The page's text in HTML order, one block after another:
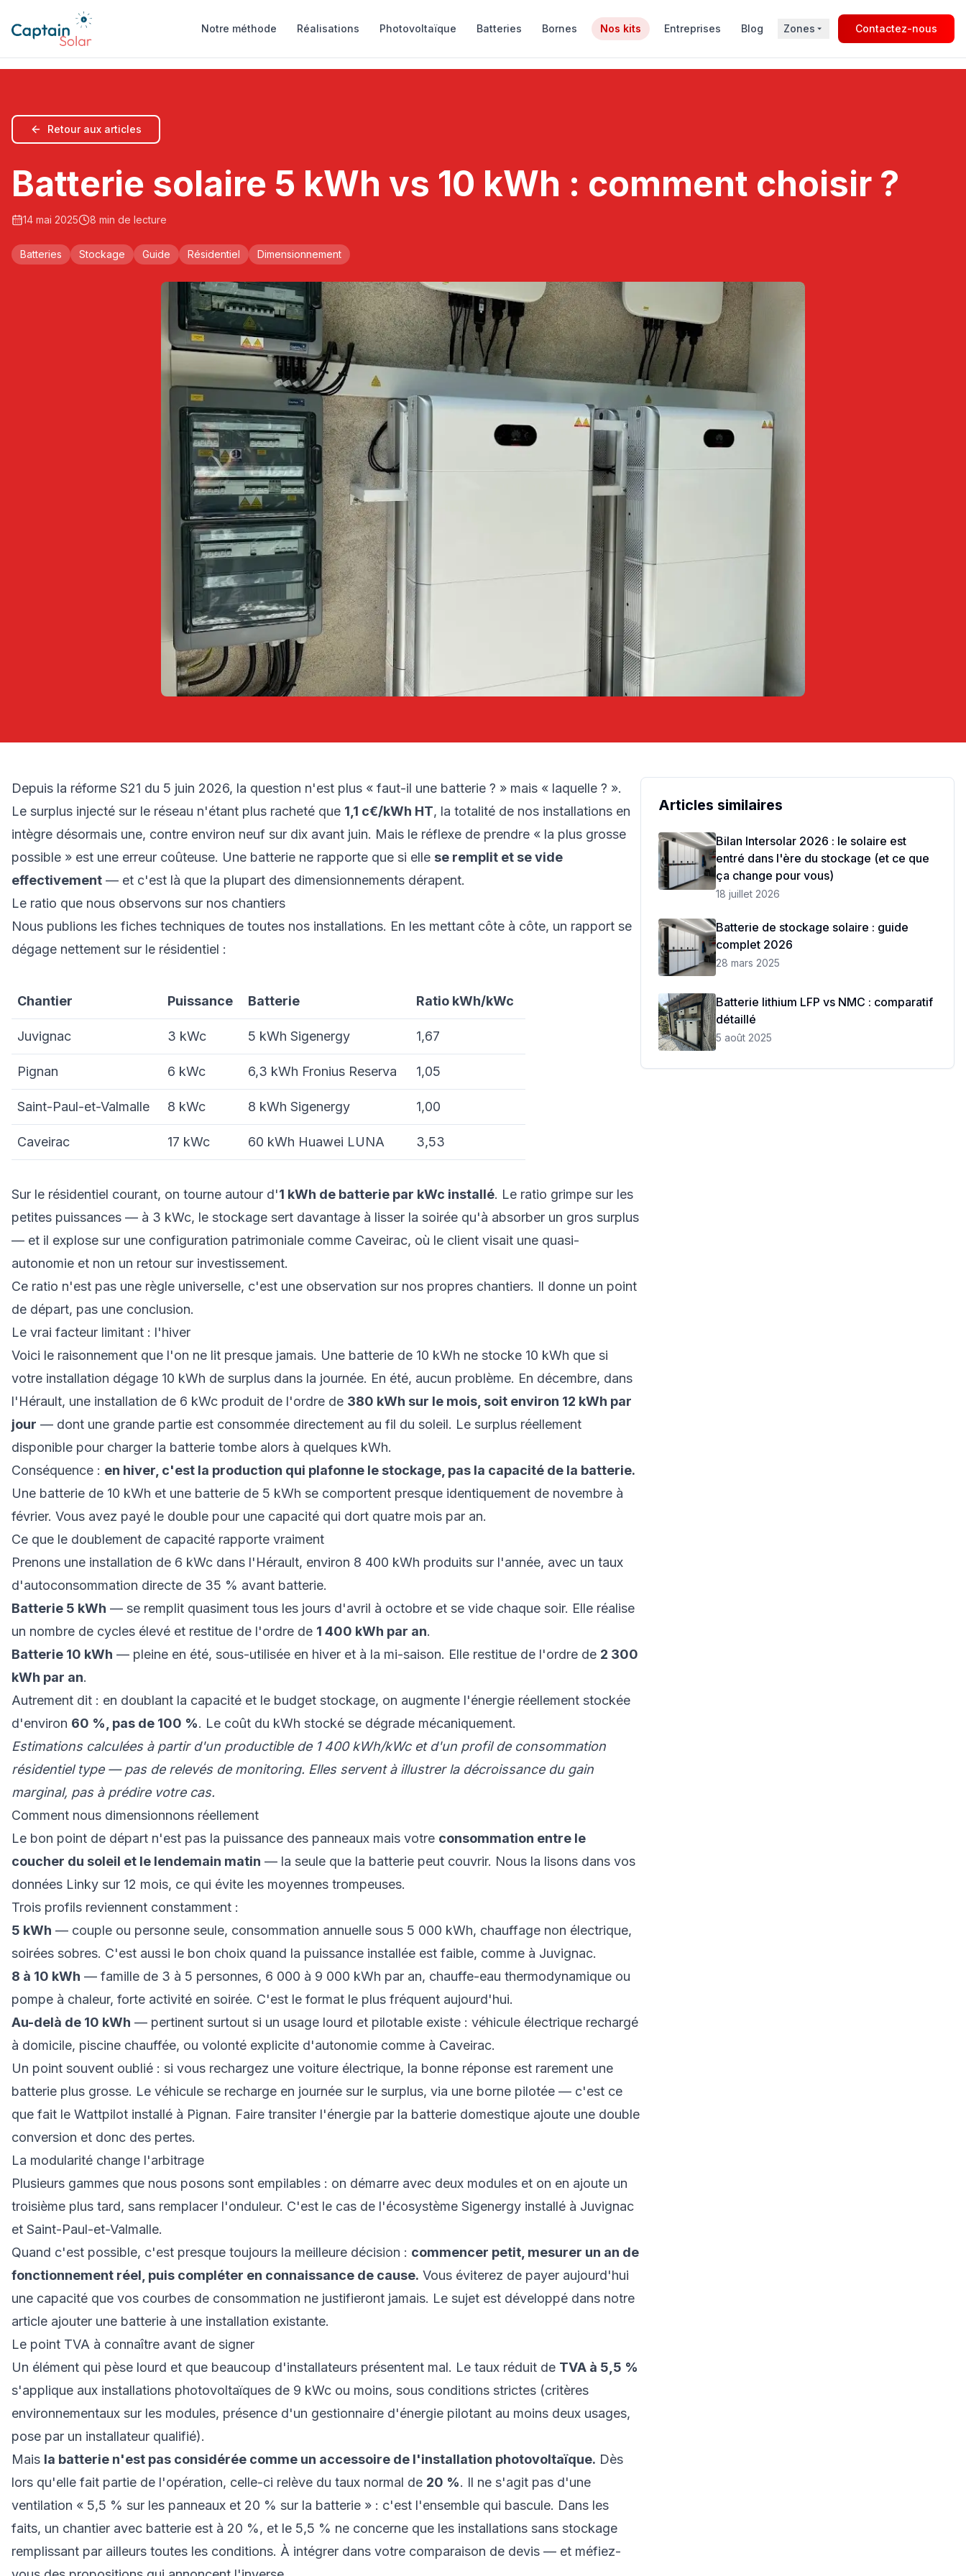
Notre méthode Réalisations Photovoltaïque Batteries Bornes Nos kits Entreprises Blog Zones Contactez-nous
Retour aux articles
Batterie solaire 5 kWh vs 10 kWh : comment choisir ?
14 mai 2025 8 min de lecture
Batteries Stockage Guide Résidentiel Dimensionnement
Depuis la réforme S21 du 5 juin 2026, la question n'est plus « faut-il une batterie ? » mais « laquelle ? ».
Le surplus injecté sur le réseau n'étant plus racheté que 1,1 c€/kWh HT, la totalité de nos installations en
intègre désormais une, contre environ neuf sur dix avant juin. Mais le réflexe de prendre « la plus grosse
possible » est une erreur coûteuse. Une batterie ne rapporte que si elle se remplit et se vide
effectivement — et c'est là que la plupart des dimensionnements dérapent.
Le ratio que nous observons sur nos chantiers
Nous publions les fiches techniques de toutes nos installations. En les mettant côte à côte, un rapport se
dégage nettement sur le résidentiel :
Chantier Puissance Batterie Ratio kWh/kWc
Juvignac 3 kWc 5 kWh Sigenergy 1,67
Pignan 6 kWc 6,3 kWh Fronius Reserva 1,05
Saint-Paul-et-Valmalle 8 kWc 8 kWh Sigenergy 1,00
Caveirac 17 kWc 60 kWh Huawei LUNA 3,53
Sur le résidentiel courant, on tourne autour d'1 kWh de batterie par kWc installé. Le ratio grimpe sur les
petites puissances — à 3 kWc, le stockage sert davantage à lisser la soirée qu'à absorber un gros surplus
— et il explose sur une configuration patrimoniale comme Caveirac, où le client visait une quasi-
autonomie et non un retour sur investissement.
Ce ratio n'est pas une règle universelle, c'est une observation sur nos propres chantiers. Il donne un point
de départ, pas une conclusion.
Le vrai facteur limitant : l'hiver
Voici le raisonnement que l'on ne lit presque jamais. Une batterie de 10 kWh ne stocke 10 kWh que si
votre installation dégage 10 kWh de surplus dans la journée. En été, aucun problème. En décembre, dans
l'Hérault, une installation de 6 kWc produit de l'ordre de 380 kWh sur le mois, soit environ 12 kWh par
jour — dont une grande partie est consommée directement au fil du soleil. Le surplus réellement
disponible pour charger la batterie tombe alors à quelques kWh.
Conséquence : en hiver, c'est la production qui plafonne le stockage, pas la capacité de la batterie.
Une batterie de 10 kWh et une batterie de 5 kWh se comportent presque identiquement de novembre à
février. Vous avez payé le double pour une capacité qui dort quatre mois par an.
Ce que le doublement de capacité rapporte vraiment
Prenons une installation de 6 kWc dans l'Hérault, environ 8 400 kWh produits sur l'année, avec un taux
d'autoconsommation directe de 35 % avant batterie.
Batterie 5 kWh — se remplit quasiment tous les jours d'avril à octobre et se vide chaque soir. Elle réalise
un nombre de cycles élevé et restitue de l'ordre de 1 400 kWh par an.
Batterie 10 kWh — pleine en été, sous-utilisée en hiver et à la mi-saison. Elle restitue de l'ordre de 2 300
kWh par an.
Autrement dit : en doublant la capacité et le budget stockage, on augmente l'énergie réellement stockée
d'environ 60 %, pas de 100 %. Le coût du kWh stocké se dégrade mécaniquement.
Estimations calculées à partir d'un productible de 1 400 kWh/kWc et d'un profil de consommation
résidentiel type — pas de relevés de monitoring. Elles servent à illustrer la décroissance du gain
marginal, pas à prédire votre cas.
Comment nous dimensionnons réellement
Le bon point de départ n'est pas la puissance des panneaux mais votre consommation entre le
coucher du soleil et le lendemain matin — la seule que la batterie peut couvrir. Nous la lisons dans vos
données Linky sur 12 mois, ce qui évite les moyennes trompeuses.
Trois profils reviennent constamment :
5 kWh — couple ou personne seule, consommation annuelle sous 5 000 kWh, chauffage non électrique,
soirées sobres. C'est aussi le bon choix quand la puissance installée est faible, comme à Juvignac.
8 à 10 kWh — famille de 3 à 5 personnes, 6 000 à 9 000 kWh par an, chauffe-eau thermodynamique ou
pompe à chaleur, forte activité en soirée. C'est le format le plus fréquent aujourd'hui.
Au-delà de 10 kWh — pertinent surtout si un usage lourd et pilotable existe : véhicule électrique rechargé
à domicile, piscine chauffée, ou volonté explicite d'autonomie comme à Caveirac.
Un point souvent oublié : si vous rechargez une voiture électrique, la bonne réponse est rarement une
batterie plus grosse. Le véhicule se recharge en journée sur le surplus, via une borne pilotée — c'est ce
que fait le Wattpilot installé à Pignan. Faire transiter l'énergie par la batterie domestique ajoute une double
conversion et donc des pertes.
La modularité change l'arbitrage
Plusieurs gammes que nous posons sont empilables : on démarre avec deux modules et on en ajoute un
troisième plus tard, sans remplacer l'onduleur. C'est le cas de l'écosystème Sigenergy installé à Juvignac
et Saint-Paul-et-Valmalle.
Quand c'est possible, c'est presque toujours la meilleure décision : commencer petit, mesurer un an de
fonctionnement réel, puis compléter en connaissance de cause. Vous éviterez de payer aujourd'hui
une capacité que vos courbes de consommation ne justifieront jamais. Le sujet est développé dans notre
article ajouter une batterie à une installation existante.
Le point TVA à connaître avant de signer
Un élément qui pèse lourd et que beaucoup d'installateurs présentent mal. Le taux réduit de TVA à 5,5 %
s'applique aux installations photovoltaïques de 9 kWc ou moins, sous conditions strictes (critères
environnementaux sur les modules, présence d'un gestionnaire d'énergie pilotant au moins deux usages,
pose par un installateur qualifié).
Mais la batterie n'est pas considérée comme un accessoire de l'installation photovoltaïque. Dès
lors qu'elle fait partie de l'opération, celle-ci relève du taux normal de 20 %. Il ne s'agit pas d'une
ventilation « 5,5 % sur les panneaux et 20 % sur la batterie » : c'est l'ensemble qui bascule. Dans les
faits, un chantier avec batterie est à 20 %, et le 5,5 % ne concerne que les installations sans stockage
remplissant par ailleurs toutes les conditions. À intégrer dans votre comparaison de devis — et méfiez-
Articles similaires
Bilan Intersolar 2026 : le solaire est
entré dans l'ère du stockage (et ce que
ça change pour vous)
18 juillet 2026
Batterie de stockage solaire : guide
complet 2026
28 mars 2025
Batterie lithium LFP vs NMC : comparatif
détaillé
5 août 2025